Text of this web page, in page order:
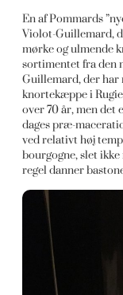
En af Pommards
Violot-Guillemard,
mørke og ulmende
sortimentet fra den
Guillemard, der har
knortekæppe i
over 70 år, men det
dages præ-
ved relativt høj
bourgogne, slet
regel danner